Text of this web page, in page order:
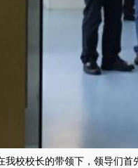
我校校长的带领下，领导们